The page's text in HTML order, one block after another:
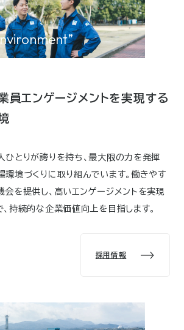
員エンゲージメントを実現する
ひとりが誇りを持ち、最大限の力を発揮
環境づくりに取り組んでいます。働きやす
会を提供し、高いエンゲージメントを実現
、持続的な企業価値向上を目指します。
採用情報